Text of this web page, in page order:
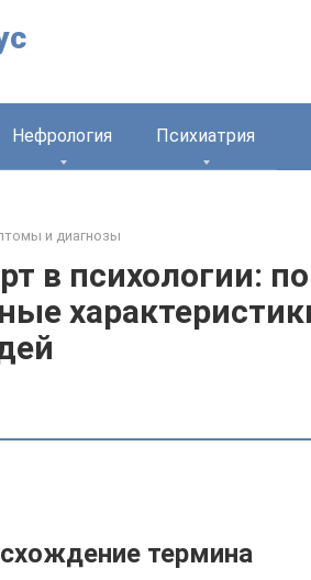
Нефрология Психиатрия
и диагнозы
в психологии:
термина